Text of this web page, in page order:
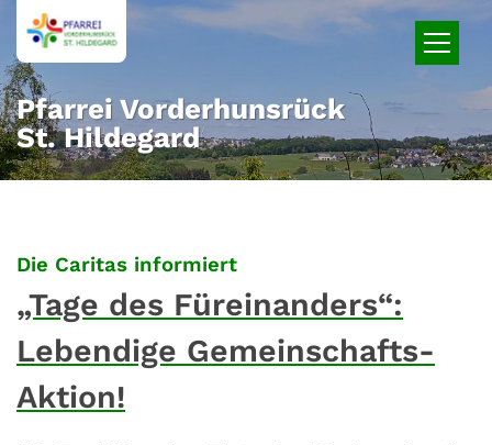
Zum Inhalt springen
Pfarrei Vorderhunsrück
St. Hildegard
Die Caritas informiert:
„Tage des Füreinanders“:
Lebendige Gemeinschafts-
Aktion!